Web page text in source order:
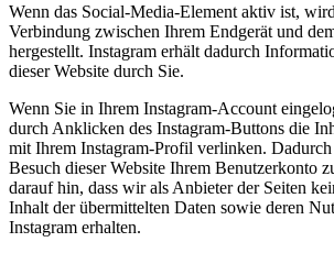
Wenn das Social-Media-Element aktiv ist,
Verbindung zwischen Ihrem Endgerät und
hergestellt. Instagram erhält dadurch
dieser Website durch Sie.
Wenn Sie in Ihrem Instagram-Account
durch Anklicken des Instagram-Buttons die
mit Ihrem Instagram-Profil verlinken. Dadurch
Besuch dieser Website Ihrem Benutzerkonto
darauf hin, dass wir als Anbieter der Seiten
Inhalt der übermittelten Daten sowie deren
Instagram erhalten.